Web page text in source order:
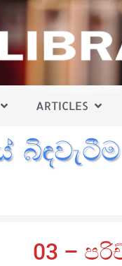
ARTICLES
03 –